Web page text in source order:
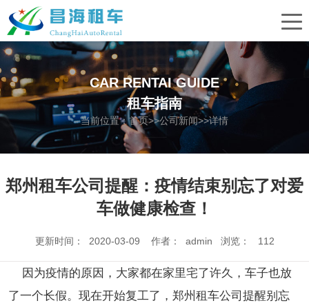
CAR RENTAI GUIDE
租车指南
当前位置：首页>>公司新闻>>详情
郑州租车公司提醒：疫情结束别忘了对爱
车做健康检查！
更新时间： 2020-03-09 作者： admin 浏览： 112
因为疫情的原因，大家都在家里宅了许久，车子也放
了一个长假。现在开始复工了，郑州租车公司提醒别忘